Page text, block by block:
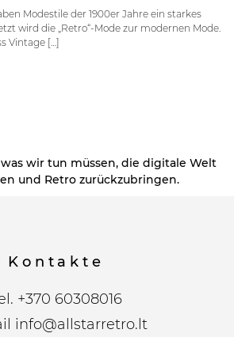
Modestile der 1900er Jahre ein starkes
wird die „Retro“-Mode zur modernen Mode.
Vintage […]
wir tun müssen, die digitale Welt
und Retro zurückzubringen.
Kontakte
+370 60308016
info@allstarretro.lt